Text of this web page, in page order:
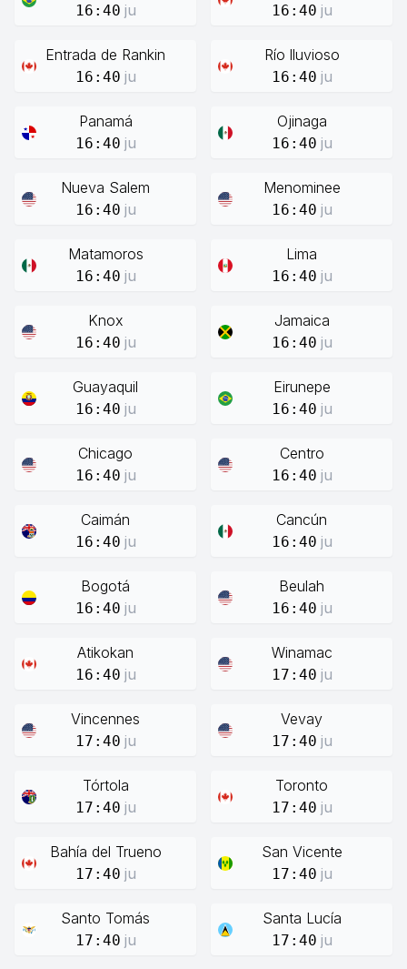
16:40 ju 16:40 ju
Entrada de Rankin
16:40 ju
Río lluvioso
16:40 ju
Panamá
16:40 ju
Ojinaga
16:40 ju
Nueva Salem
16:40 ju
Menominee
16:40 ju
Matamoros
16:40 ju
Lima
16:40 ju
Knox
16:40 ju
Jamaica
16:40 ju
Guayaquil
16:40 ju
Eirunepe
16:40 ju
Chicago
16:40 ju
Centro
16:40 ju
Caimán
16:40 ju
Cancún
16:40 ju
Bogotá
16:40 ju
Beulah
16:40 ju
Atikokan
16:40 ju
Winamac
17:40 ju
Vincennes
17:40 ju
Vevay
17:40 ju
Tórtola
17:40 ju
Toronto
17:40 ju
Bahía del Trueno
17:40 ju
San Vicente
17:40 ju
Santo Tomás
17:40 ju
Santa Lucía
17:40 ju